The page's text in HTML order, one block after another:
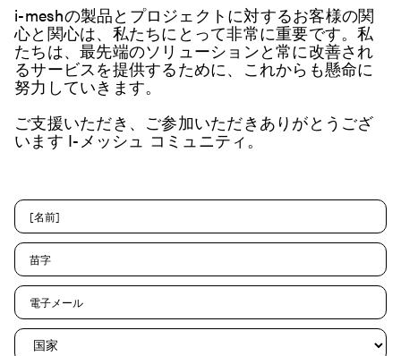
i-meshの製品とプロジェクトに対するお客様の関
心と関心は、私たちにとって非常に重要です。私
たちは、最先端のソリューションと常に改善され
るサービスを提供するために、これからも懸命に
努力していきます。
ご支援いただき、ご参加いただきありがとうござ
います I-メッシュ コミュニティ。